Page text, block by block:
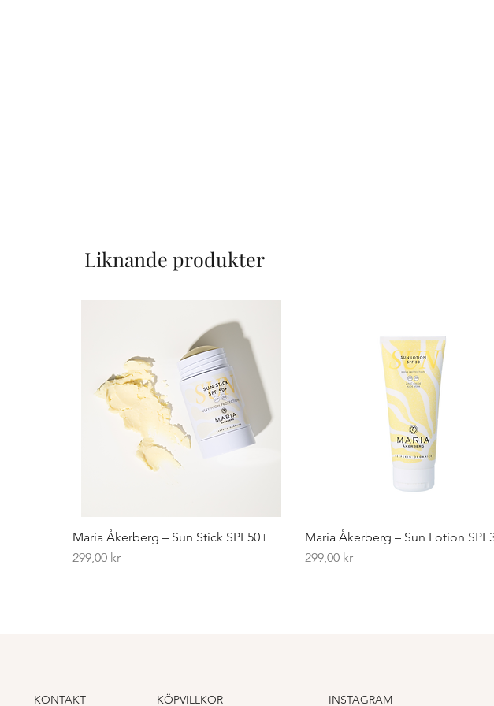
Liknande produkter
Maria Åkerberg – Sun Stick SPF50+
Pris
299,00 kr
Maria Åkerberg – Sun Lotion
Pris
299,00 kr
KONTAKT KÖPVILLKOR INSTAGRAM